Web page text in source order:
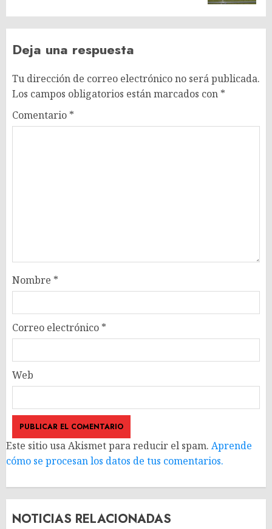
Deja una respuesta
Tu dirección de correo electrónico no será publicada.
Los campos obligatorios están marcados con *
Comentario *
Nombre *
Correo electrónico *
Web
Este sitio usa Akismet para reducir el spam. Aprende
cómo se procesan los datos de tus comentarios.
NOTICIAS RELACIONADAS